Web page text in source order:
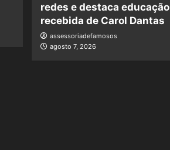
redes e destaca educação
recebida de Carol Dantas
assessoriadefamosos
agosto 7, 2026